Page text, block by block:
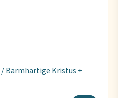
Barmhartige Kristus +